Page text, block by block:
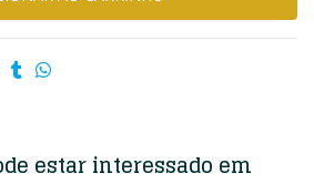
estar interessado em